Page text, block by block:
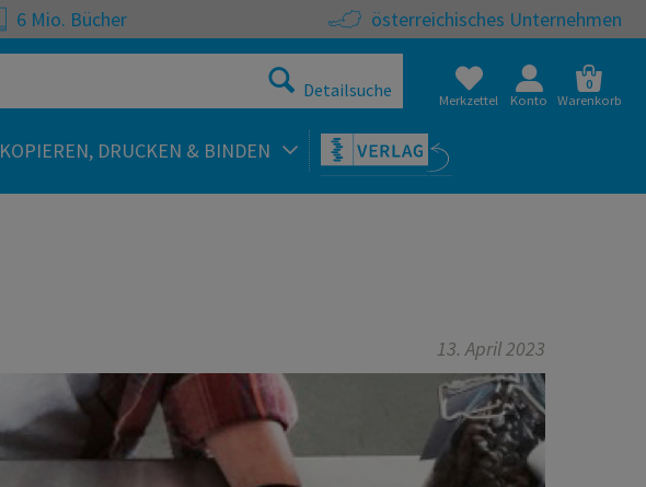
6 Mio. Bücher österreichisches Unternehmen
Detailsuche Merkzettel Konto
0
Warenkorb
KOPIEREN, DRUCKEN & BINDEN
13. April 2023